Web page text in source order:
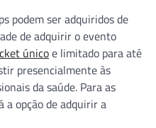
podem ser adquiridos de
de adquirir o evento
únicoe limitado para até
presencialmente às
da saúde. Para as
a opção de adquirir a